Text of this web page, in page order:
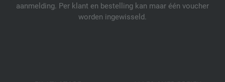
aanmelding. Per klant en bestelling kan maar één voucher
worden ingewisseld.